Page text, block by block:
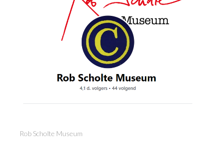
Rob Scholte Museum